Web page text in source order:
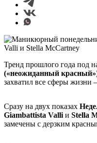
Тренд прошлого года под
(«неожиданный
захватил все сферы
Сразу на двух показах
Giambattista Valli и Stella
замечены с дерзким